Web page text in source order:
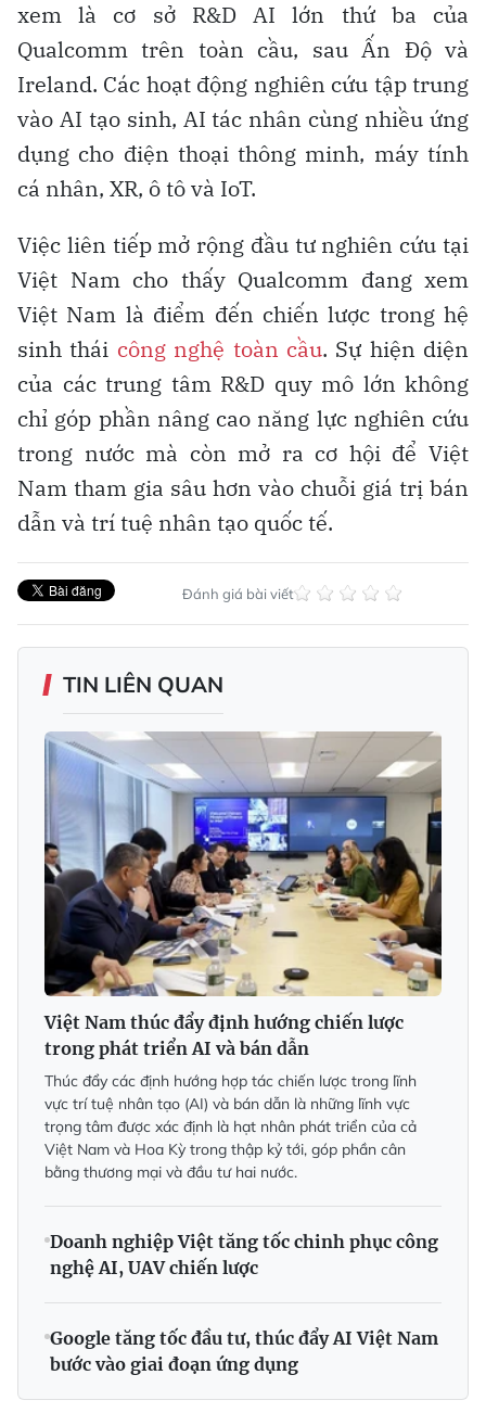
xem là cơ sở R&D AI lớn thứ ba của
Qualcomm trên toàn cầu, sau Ấn Độ và
Ireland. Các hoạt động nghiên cứu tập trung
vào AI tạo sinh, AI tác nhân cùng nhiều ứng
dụng cho điện thoại thông minh, máy tính
cá nhân, XR, ô tô và IoT.
Việc liên tiếp mở rộng đầu tư nghiên cứu tại
Việt Nam cho thấy Qualcomm đang xem
Việt Nam là điểm đến chiến lược trong hệ
sinh thái công nghệ toàn cầu. Sự hiện diện
của các trung tâm R&D quy mô lớn không
chỉ góp phần nâng cao năng lực nghiên cứu
trong nước mà còn mở ra cơ hội để Việt
Nam tham gia sâu hơn vào chuỗi giá trị bán
dẫn và trí tuệ nhân tạo quốc tế.
Đánh giá bài viết
TIN LIÊN QUAN
Việt Nam thúc đẩy định hướng chiến lược
trong phát triển AI và bán dẫn
Thúc đẩy các định hướng hợp tác chiến lược trong lĩnh
vực trí tuệ nhân tạo (AI) và bán dẫn là những lĩnh vực
trọng tâm được xác định là hạt nhân phát triển của cả
Việt Nam và Hoa Kỳ trong thập kỷ tới, góp phần cân
bằng thương mại và đầu tư hai nước.
Doanh nghiệp Việt tăng tốc chinh phục công
nghệ AI, UAV chiến lược
Google tăng tốc đầu tư, thúc đẩy AI Việt Nam
bước vào giai đoạn ứng dụng